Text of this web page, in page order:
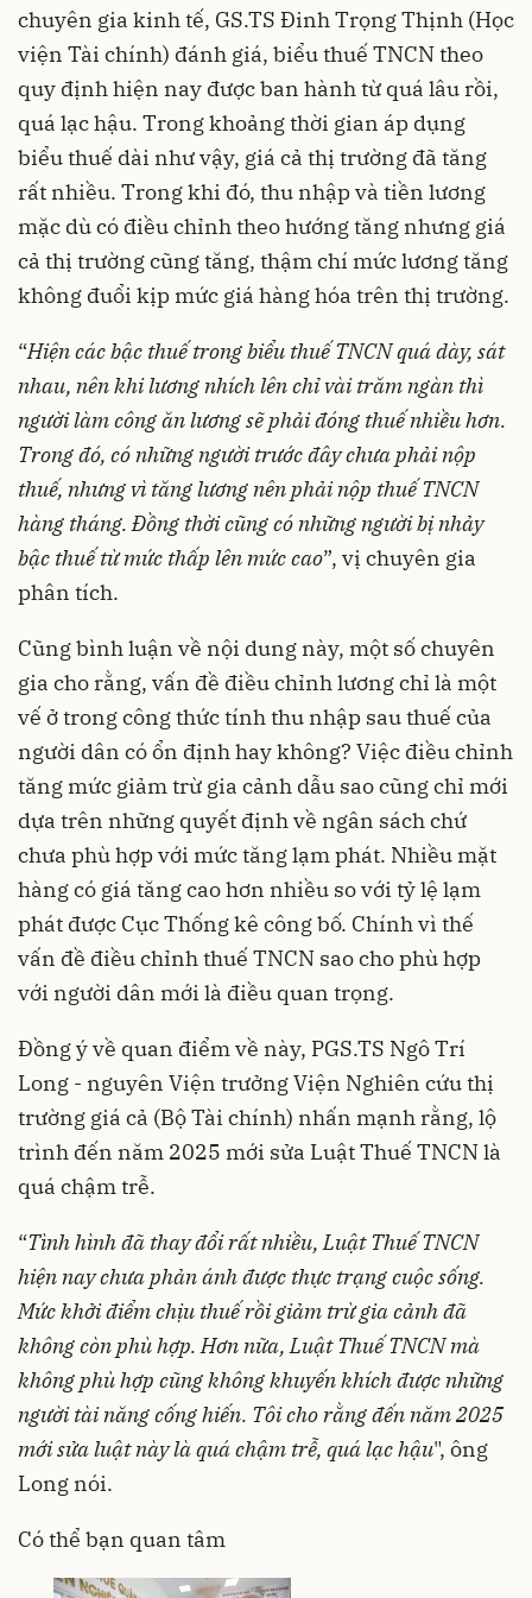
chuyên gia kinh tế, GS.TS Đinh Trọng Thịnh (Học
viện Tài chính) đánh giá, biểu thuế TNCN theo
quy định hiện nay được ban hành từ quá lâu rồi,
quá lạc hậu. Trong khoảng thời gian áp dụng
biểu thuế dài như vậy, giá cả thị trường đã tăng
rất nhiều. Trong khi đó, thu nhập và tiền lương
mặc dù có điều chỉnh theo hướng tăng nhưng giá
cả thị trường cũng tăng, thậm chí mức lương tăng
không đuổi kịp mức giá hàng hóa trên thị trường.
“Hiện các bậc thuế trong biểu thuế TNCN quá dày, sát
nhau, nên khi lương nhích lên chỉ vài trăm ngàn thì
người làm công ăn lương sẽ phải đóng thuế nhiều hơn.
Trong đó, có những người trước đây chưa phải nộp
thuế, nhưng vì tăng lương nên phải nộp thuế TNCN
hàng tháng. Đồng thời cũng có những người bị nhảy
bậc thuế từ mức thấp lên mức cao”, vị chuyên gia
phân tích.
Cũng bình luận về nội dung này, một số chuyên
gia cho rằng, vấn đề điều chỉnh lương chỉ là một
vế ở trong công thức tính thu nhập sau thuế của
người dân có ổn định hay không? Việc điều chỉnh
tăng mức giảm trừ gia cảnh dẫu sao cũng chỉ mới
dựa trên những quyết định về ngân sách chứ
chưa phù hợp với mức tăng lạm phát. Nhiều mặt
hàng có giá tăng cao hơn nhiều so với tỷ lệ lạm
phát được Cục Thống kê công bố. Chính vì thế
vấn đề điều chỉnh thuế TNCN sao cho phù hợp
với người dân mới là điều quan trọng.
Đồng ý về quan điểm về này, PGS.TS Ngô Trí
Long - nguyên Viện trưởng Viện Nghiên cứu thị
trường giá cả (Bộ Tài chính) nhấn mạnh rằng, lộ
trình đến năm 2025 mới sửa Luật Thuế TNCN là
quá chậm trễ.
“Tình hình đã thay đổi rất nhiều, Luật Thuế TNCN
hiện nay chưa phản ánh được thực trạng cuộc sống.
Mức khởi điểm chịu thuế rồi giảm trừ gia cảnh đã
không còn phù hợp. Hơn nữa, Luật Thuế TNCN mà
không phù hợp cũng không khuyến khích được những
người tài năng cống hiến. Tôi cho rằng đến năm 2025
mới sửa luật này là quá chậm trễ, quá lạc hậu", ông
Long nói.
Có thể bạn quan tâm